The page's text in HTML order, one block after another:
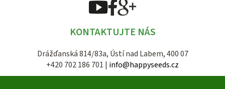
KONTAKTUJTE NÁS
Drážďanská 814/83a, Ústí nad Labem, 400 07
+420 702 186 701 | info@happyseeds.cz